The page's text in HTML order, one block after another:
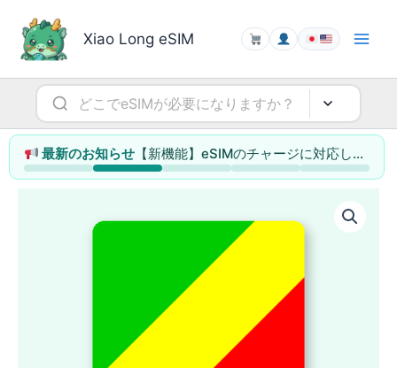
プ
Xiao Long eSIM
最新のお知らせ 【新機能】eSIMのチャージに対応しました（データ容量の追加・利用日数の延長）